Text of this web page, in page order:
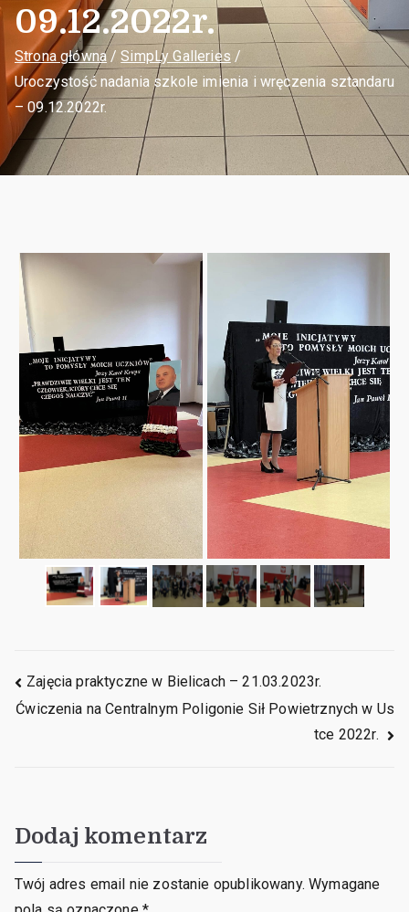
09.12.2022r.​
Strona główna
SimpLy Galleries
Uroczystość nadania szkole imienia i wręczenia sztandaru
– 09.12.2022r.​
Zajęcia praktyczne w Bielicach – 21.03.2023r.
Ćwiczenia na Centralnym Poligonie Sił Powietrznych w Us
tce 2022r. ​
Dodaj komentarz
Twój adres email nie zostanie opublikowany. Wymagane